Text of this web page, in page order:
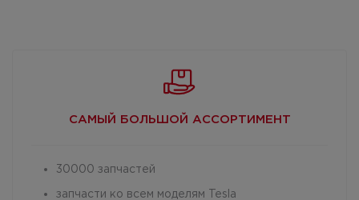
САМЫЙ БОЛЬШОЙ АССОРТИМЕНТ
30000 запчастей
запчасти ко всем моделям Tesla